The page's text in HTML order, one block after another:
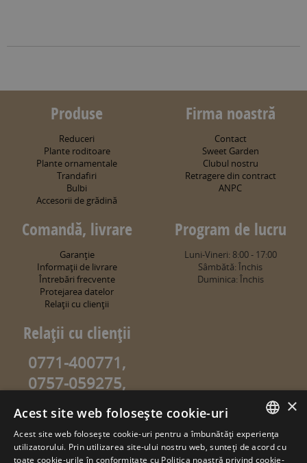
Produse
Reduceri
Plante roditoare
Plante ornamentale
Trandafiri
Bulbi
Accesorii de grădină
Firma noastră
Contact
Sweet Garden
Clubul nostru
Retragere din contract
ANPC
Comandă, livrare
Garanţie
Informaţii de livrare
Întrebări frecvente
Protejarea datelor
Relaţii cu clienţii
Program de lucru
Luni-Vineri: 8:00 - 17:00
Sâmbătă: Închis
Duminica: Închis
Relaţii cu clienţii
0771-400771,
0757-059275,
0757-059274
info@sweetgarden.ro
© copyright 2026. sweetgarden.ro
ROMANIAN
×
Acest site web folosește cookie-uri
Acest site web folosește cookie-uri pentru a îmbunătăți experiența
utilizatorului. Prin utilizarea site-ului nostru web, sunteți de acord cu
toate cookie-urile în conformitate cu Politica noastră privind cookie-